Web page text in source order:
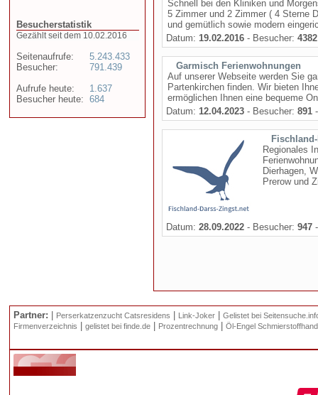
Besucherstatistik
Gezählt seit dem 10.02.2016
Seitenaufrufe:
Besucher:
Aufrufe heute:
Besucher heute:
5.243.433
791.439
1.637
684
Schnell bei den Kliniken und
5 Zimmer und 2 Zimmer ( 4 Sterne
und gemütlich sowie modern
Datum: 19.02.2016 - Besucher: 4382
Garmisch Ferienwohnungen
Auf unserer Webseite werden Sie
Partenkirchen finden. Wir bieten
ermöglichen Ihnen eine bequeme
Datum: 12.04.2023 - Besucher: 891
Regionales
Dierhagen,
Prerow und
Datum: 28.09.2022 - Besucher: 947
Partner: Perserkatzenzucht Catsresidens Link-Joker
Gelistet bei
Firmenverzeichnis
gelistet bei finde.de Prozentrechnung Öl-Engel